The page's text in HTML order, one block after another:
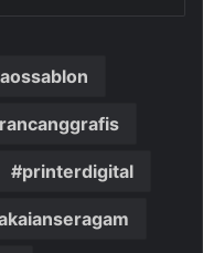
printerdigital